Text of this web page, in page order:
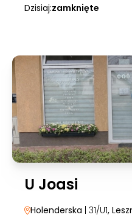
Dzisiaj:zamknięte
U Joasi
Holenderska | 31/U1,